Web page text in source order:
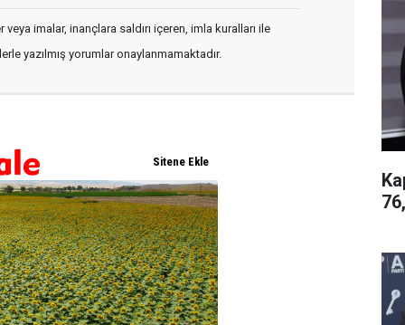
imalar, inançlara saldırı içeren, imla kuralları ile
yazılmış yorumlar onaylanmamaktadır.